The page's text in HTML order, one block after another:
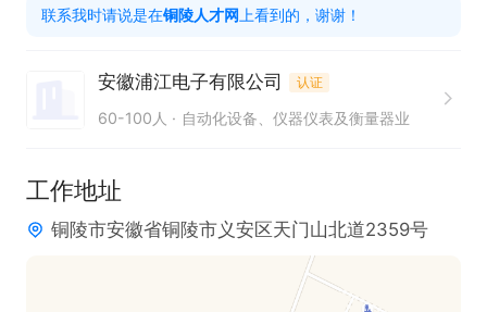
本岗位为操作工，提供五险、工作餐及住宿。享有加
班补助、节日福利、带薪年假、免费培训与晋升空
业新征程，在生产领域发光发热，实现自我价值的提
升。
联系我时请说是在铜陵人才网 上看到的，谢谢！
安徽浦江电子有限公司 认证
60-100人 自动化设备、仪器仪表及衡量器业
工作地址
铜陵市安徽省铜陵市义安区天门山北道2359号